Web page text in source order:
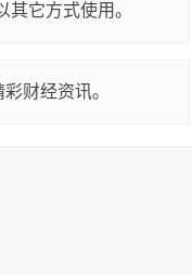
它方式使用。
财经资讯。